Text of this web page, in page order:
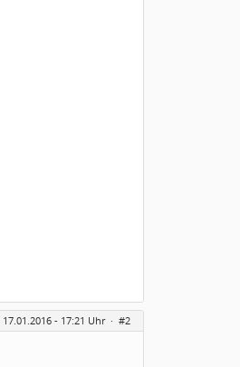
17.01.2016 - 17:21 Uhr · #2